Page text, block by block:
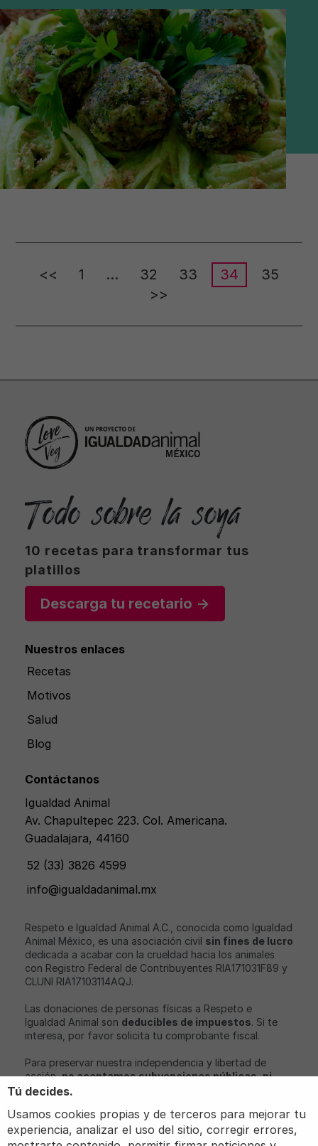
<< 1 … 32 33 34
35
>>
Todo sobre la soya
10 recetas para transformar tus
platillos
Descarga tu recetario →
Nuestros enlaces
Recetas
Motivos
Salud
Blog
Contáctanos
Igualdad Animal
Av. Chapultepec 223. Col. Americana.
Guadalajara, 44160
52 (33) 3826 4599
info@igualdadanimal.mx
Respeto e Igualdad Animal A.C., conocida como Igualdad
Animal México, es una asociación civil sin fines de lucro
dedicada a acabar con la crueldad hacia los animales
con Registro Federal de Contribuyentes RIA171031F89 y
CLUNI RIA17103114AQJ.
Las donaciones de personas físicas a Respeto e
Igualdad Animal son deducibles de impuestos. Si te
interesa, por favor solicita tu comprobante fiscal.
Para preservar nuestra independencia y libertad de
acción,no aceptamos subvenciones públicas, ni
aportaciones económicas de partidos políticos o
objeto social.
Igualdad Animal, iAnimal y Love Veg son marcas
Tú decides.
Usamos cookies propias y de terceros para mejorar tu
experiencia, analizar el uso del sitio, corregir errores,